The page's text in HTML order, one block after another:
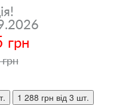
грн
1 288 грн від 3 шт.